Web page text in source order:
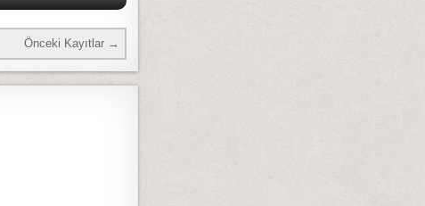
Önceki Kayıtlar →